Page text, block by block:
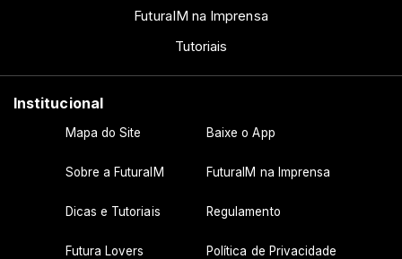
FuturaIM na Imprensa
Tutoriais
Institucional
Mapa do Site Baixe o App
Sobre a FuturaIM FuturaIM na Imprensa
Dicas e Tutoriais Regulamento
Futura Lovers Política de Privacidade